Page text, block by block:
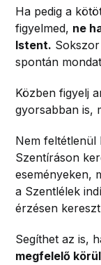
Ha pedig a
figyelmed, ne
Istent.
spontán
Közben figyelj
gyorsabban is,
Nem feltétlenül
Szentíráson
eseményeken,
a Szentlélek
érzésen
Segíthet az is,
megfelelő